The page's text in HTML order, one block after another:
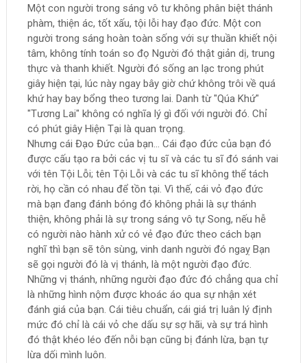
Một con người trong sáng vô tư không phân biệt thánh
phàm, thiện ác, tốt xấu, tội lỗi hay đạo đức. Một con
người trong sáng hoàn toàn sống với sự thuần khiết nội
tâm, không tính toán so đọ Người đó thật giản dị, trung
thực và thanh khiết. Người đó sống an lạc trong phút
giây hiện tại, lúc này ngay bây giờ chứ không trôi về quá
khứ hay bay bổng theo tương lai. Danh từ "Qúa Khứ"
"Tương Lai" không có nghĩa lý gì đối với người đó. Chỉ
có phút giây Hiện Tại là quan trọng.
Nhưng cái Đạo Đức của bạn... Cái đạo đức của bạn đó
được cấu tạo ra bởi các vị tu sĩ và các tu sĩ đó sánh vai
với tên Tội Lỗi; tên Tội Lỗi và các tu sĩ không thể tách
rời, họ cần có nhau để tồn tại. Vì thế, cái vỏ đạo đức
mà bạn đang đánh bóng đó không phải là sự thánh
thiện, không phải là sự trong sáng vô tự Song, nếu hễ
có người nào hành xử có vẻ đạo đức theo cách bạn
nghĩ thì bạn sẽ tôn sùng, vinh danh người đó ngaỵ Bạn
sẽ gọi người đó là vị thánh, là một người đạo đức.
Những vị thánh, những người đạo đức đó chẳng qua chỉ
là những hình nộm được khoác áo qua sự nhận xét
đánh giá của bạn. Cái tiêu chuẩn, cái giá trị luân lý định
mức đó chỉ là cái vỏ che dấu sự sợ hãi, và sự trá hình
đó thật khéo léo đến nỗi bạn cũng bị đánh lừa, bạn tự
lừa dối mình luôn.